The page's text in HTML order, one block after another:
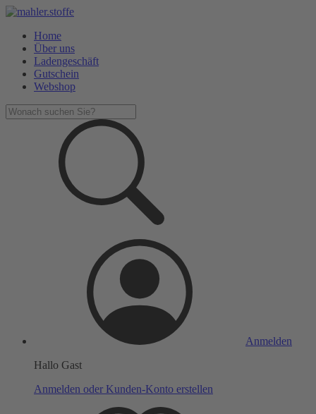
Home
Über uns
Ladengeschäft
Gutschein
Webshop
Anmelden
Hallo Gast
Anmelden oder Kunden-Konto erstellen